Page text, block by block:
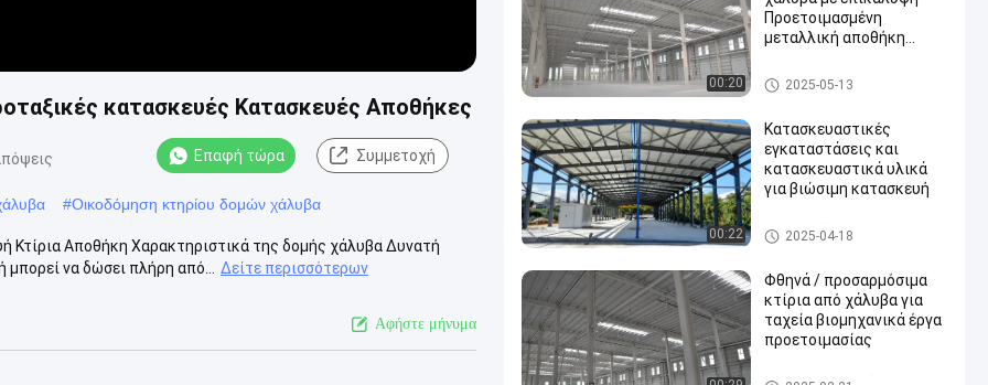
κατασκευές Κατασκευές Αποθήκες
Επαφή τώρα Συμμετοχή
#Οικοδόμηση κτηρίου δομών χάλυβα
Κτίρια Αποθήκη Χαρακτηριστικά της δομής χάλυβα Δυνατή
να δώσει πλήρη από...
Δείτε περισσότερων
Αφήστε μήνυμα
00:20
Προετοιμασμένη
μεταλλική αποθήκη
Κτίριο μεταλλικών κατασκε
υών
2025-05-13
00:22
Κατασκευαστικές
εγκαταστάσεις και
κατασκευαστικά υλικά
για βιώσιμη κατασκευή
Κτίριο από χάλυβα
2025-04-18
Φθηνά / προσαρμόσιμα
κτίρια από χάλυβα για
ταχεία βιομηχανικά έργα
προετοιμασίας
Κτίριο μεταλλικών κατασκε